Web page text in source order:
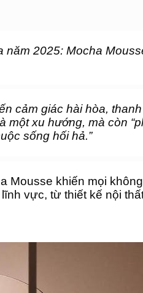
2025: Mocha
cảm giác hài hòa,
xu hướng, mà còn
sống hối hả.”
Mousse khiến mọi
vực, từ thiết kế nội